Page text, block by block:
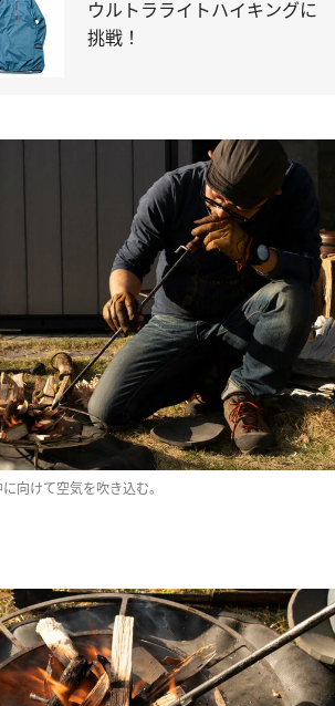
ウルトラライトハイキングに
挑戦！
向けて空気を吹き込む。